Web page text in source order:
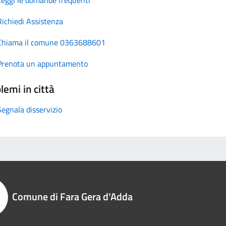
Assistenza
il comune 0363688601
un appuntamento
in città
disservizio
Comune di Fara Gera d'Adda